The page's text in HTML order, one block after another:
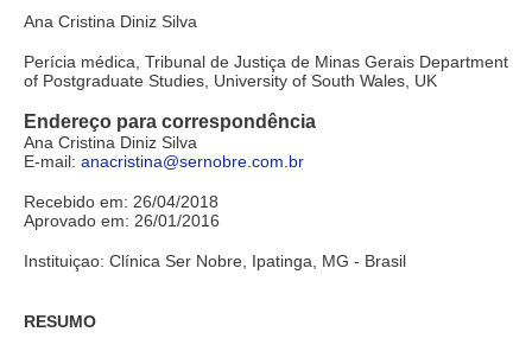
Ana Cristina Diniz Silva
Perícia médica, Tribunal de Justiça de Minas Gerais Department
of Postgraduate Studies, University of South Wales, UK
Endereço para correspondência
Ana Cristina Diniz Silva
E-mail: anacristina@sernobre.com.br
Recebido em: 26/04/2018
Aprovado em: 26/01/2016
Instituiçao: Clínica Ser Nobre, Ipatinga, MG - Brasil
RESUMO